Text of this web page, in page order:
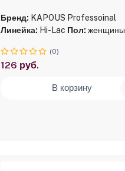
Бренд: KAPOUS Professoinal
Линейка: Hi-Lac Пол: женщины
(0)
126 руб.
В корзину